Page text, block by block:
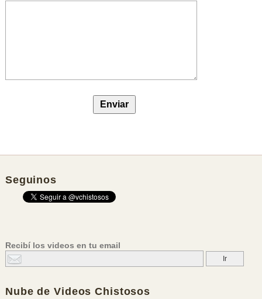
Seguinos
Recibí los videos en tu email
Nube deVideos Chistosos